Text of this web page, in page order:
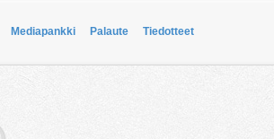
Mediapankki Palaute Tiedotteet